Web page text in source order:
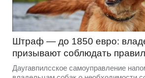
Штраф — до 1850 евро:
призывают соблюдать
Даугавпилсское самоуправление